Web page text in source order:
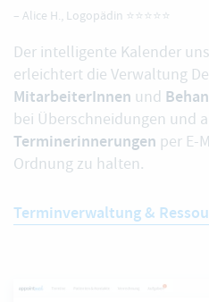
– Alice H., Logopädin ⭐️⭐️⭐️⭐️⭐️
Der intelligente Kalender
erleichtert die Verwaltung
MitarbeiterInnen und
bei Überschneidungen und
Terminerinnerungen per E-
Ordnung zu halten.
Terminverwaltung &